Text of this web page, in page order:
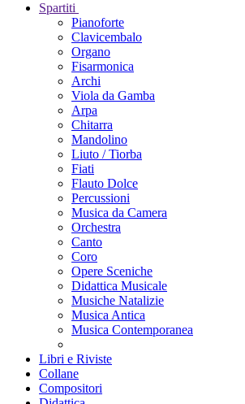
Spartiti
Pianoforte
Clavicembalo
Organo
Fisarmonica
Archi
Viola da Gamba
Arpa
Chitarra
Mandolino
Liuto / Tiorba
Fiati
Flauto Dolce
Percussioni
Musica da Camera
Orchestra
Canto
Coro
Opere Sceniche
Didattica Musicale
Musiche Natalizie
Musica Antica
Musica Contemporanea
Libri e Riviste
Collane
Compositori